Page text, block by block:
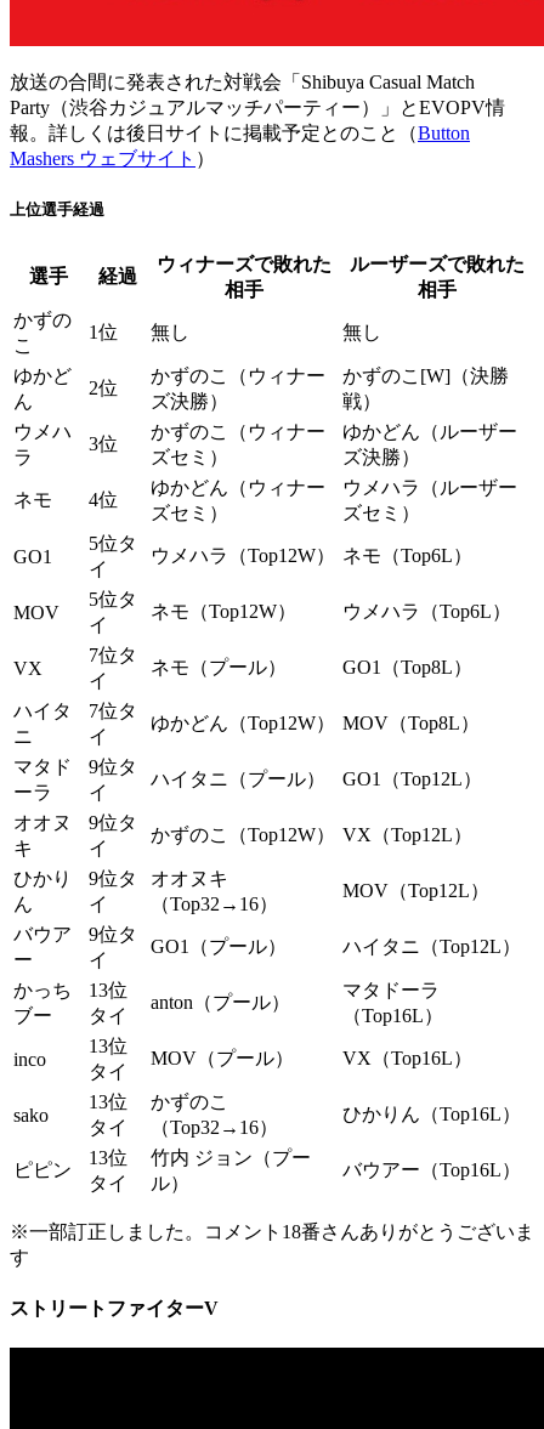
放送の合間に発表された対戦会「Shibuya Casual Match
Party（渋谷カジュアルマッチパーティー）」とEVOPV情
報。詳しくは後日サイトに掲載予定とのこと（Button
Mashers ウェブサイト ）
上位選手経過
選手 経過
ウィナーズで敗れた
相手
ルーザーズで敗れた
相手
かずの
こ
1位 無し 無し
ゆかど
ん
2位
かずのこ（ウィナー
ズ決勝）
かずのこ[W]（決勝
戦）
ウメハ
ラ
3位
かずのこ（ウィナー
ズセミ）
ゆかどん（ルーザー
ズ決勝）
ネモ 4位
ゆかどん（ウィナー
ズセミ）
ウメハラ（ルーザー
ズセミ）
GO1
5位タ
イ
ウメハラ（Top12W） ネモ（Top6L）
MOV
5位タ
イ
ネモ（Top12W） ウメハラ（Top6L）
VX
7位タ
イ
ネモ（プール） GO1（Top8L）
ハイタ
ニ
7位タ
イ
ゆかどん（Top12W） MOV（Top8L）
マタド
ーラ
9位タ
イ
ハイタニ（プール） GO1（Top12L）
オオヌ
キ
9位タ
イ
かずのこ（Top12W） VX（Top12L）
ひかり
ん
9位タ
イ
オオヌキ
（Top32→16）
MOV（Top12L）
バウア
ー
9位タ
イ
GO1（プール） ハイタニ（Top12L）
かっち
ブー
13位
タイ
anton（プール）
マタドーラ
（Top16L）
inco
13位
タイ
MOV（プール） VX（Top16L）
sako
13位
タイ
かずのこ
（Top32→16）
ひかりん（Top16L）
ピピン
13位
タイ
竹内 ジョン（プー
ル）
バウアー（Top16L）
※一部訂正しました。コメント18番さんありがとうございま
す
ストリートファイターV